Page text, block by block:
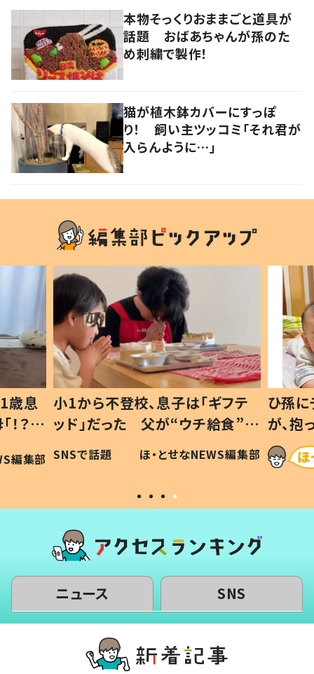
本物そっくりおままごと道具が
話題 おばあちゃんが孫のた
め刺繍で製作！
猫が植木鉢カバーにすっぽ
り！ 飼い主ツッコミ「それ君が
入らんように…」
歳息
？」
編集部
小1から不登校、息子は「ギフテ
ッド」だった 父が“ウチ給食”を
作り続ける理由とは #令和の親
#令和の子
SNSで話題 ほ・とせなNEWS編集部
ひ孫
が、
「涙が
い」
ニュース SNS